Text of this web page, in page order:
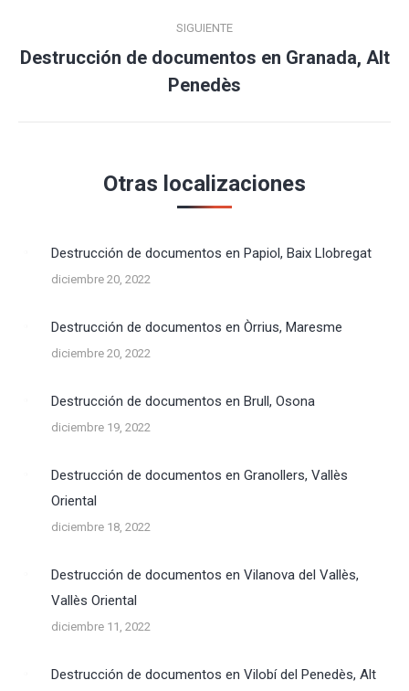
SIGUIENTE
Publicación
siguiente:
Destrucción de documentos en Granada, Alt
Penedès
Otras localizaciones
Destrucción de documentos en Papiol, Baix Llobregat
diciembre 20, 2022
Destrucción de documentos en Òrrius, Maresme
diciembre 20, 2022
Destrucción de documentos en Brull, Osona
diciembre 19, 2022
Destrucción de documentos en Granollers, Vallès
Oriental
diciembre 18, 2022
Destrucción de documentos en Vilanova del Vallès,
Vallès Oriental
diciembre 11, 2022
Destrucción de documentos en Vilobí del Penedès, Alt